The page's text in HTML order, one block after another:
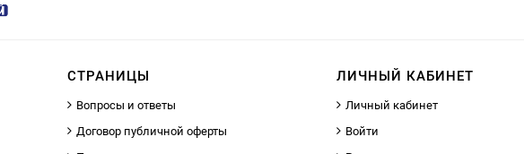
СТРАНИЦЫ
Вопросы и ответы
Договор публичной оферты
ЛИЧНЫЙ КАБИНЕТ
Личный кабинет
Войти